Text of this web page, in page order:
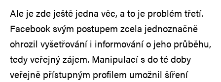
Ale je zde ještě jedna věc, a to je problém třetí.
Facebook svým postupem zcela jednoznačně
ohrozil vyšetřování i informování o jeho průběhu,
tedy veřejný zájem. Manipulací s do té doby
veřejně přístupným profilem umožnil šíření